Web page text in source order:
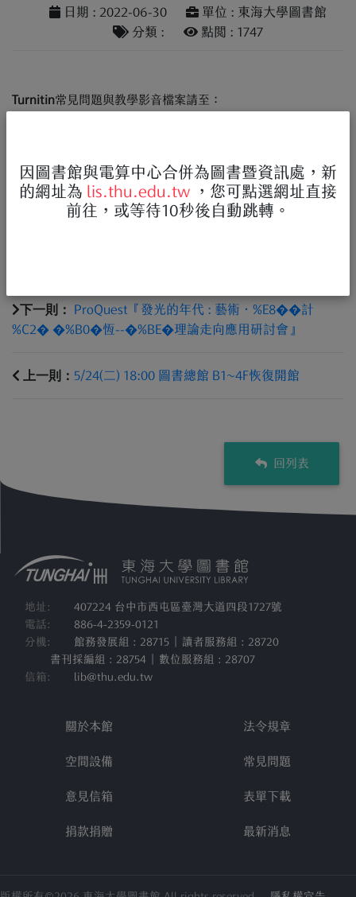
日期 : 2022-06-30
單位 : 東海大學圖書館
分類 :
點閱 : 1747
Turnitin常見問題與教學影音檔案請至：
教師版：https://www.igroup.com.tw/turnitin-feedback-
studio/user-guide-instructor/
下一則：
ProQuest『發光的年代 : 藝術 · %E8��計
%C2� �%B0�恆--�%BE�理論走向應用研討會』
上一則： 5/24(二) 18:00 圖書總館 B1~4F恢復開館
回列表
地址:
407224 台中市西屯區臺灣大道四段1727號
電話:
886-4-2359-0121
分機:
館務發展組 : 28715 | 讀者服務組 : 28720
書刊採編組 : 28754 | 數位服務組 : 28707
信箱:
lib@thu.edu.tw
關於本館
空間設備
意見信箱
捐款捐贈
法令規章
常見問題
表單下載
最新消息
因圖書館與電算中心合併為圖書暨資訊處，新
的網址為 lis.thu.edu.tw ，您可點選網址直接
前往，或等待10秒後自動跳轉。